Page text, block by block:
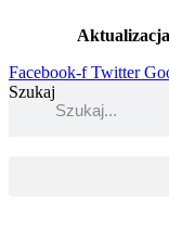
Aktualizacja
Facebook-f Twitter
Szukaj